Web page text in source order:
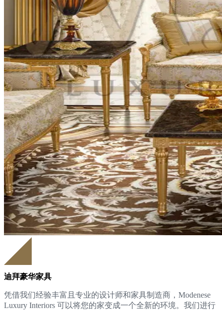
迪拜豪华家具
凭借我们经验丰富且专业的设计师和家具制造商，Modenese
Luxury Interiors 可以将您的家变成一个全新的环境。我们进行